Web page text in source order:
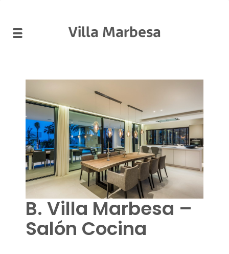
Villa Marbesa
B. Villa Marbesa –
Salón Cocina